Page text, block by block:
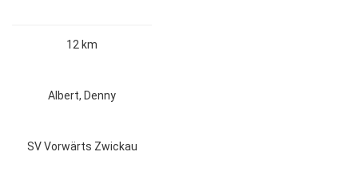
12 km
Albert, Denny
SV Vorwärts Zwickau